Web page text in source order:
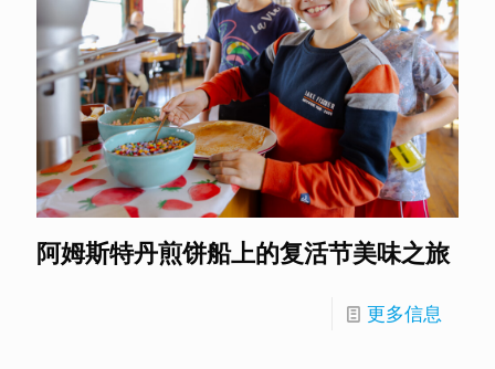
阿姆斯特丹煎饼船上的复活节美味之旅
更多信息